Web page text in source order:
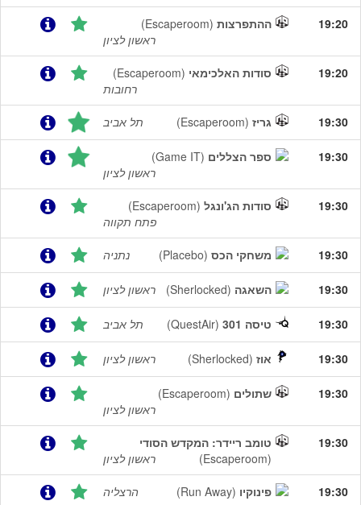
19:20 ההתפרצות (Escaperoom)
ראשון לציון
19:20 סודות האלכימאי (Escaperoom)
רחובות
19:30 גריז (Escaperoom) תל אביב
19:30 ספר הצללים (Game IT)
ראשון לציון
19:30 סודות הג'ונגל (Escaperoom)
פתח תקווה
19:30 משחקי הכס (Placebo) נתניה
19:30 השאגה (Sherlocked) ראשון לציון
19:30 טיסה 301 (QuestAir) תל אביב
19:30 אוז (Sherlocked) ראשון לציון
19:30 שתולים (Escaperoom)
ראשון לציון
19:30
טומב ריידר: המקדש הסודי‎
(Escaperoom)
ראשון לציון
19:30 פינוקיו (Run Away) הרצליה